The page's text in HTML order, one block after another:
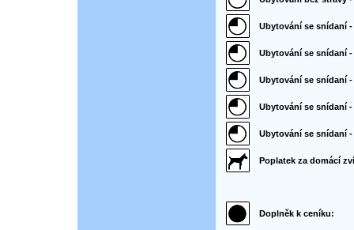
Ubytování se snídaní
Ubytování se snídaní -
Ubytování se snídaní
Ubytování se snídaní -
Ubytování se snídaní
Poplatek za domácí
Doplněk k ceníku: